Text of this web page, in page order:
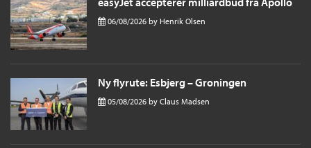
06/08/2026 by Henrik Olsen
Ny flyrute: Esbjerg – Groningen
05/08/2026 by Claus Madsen